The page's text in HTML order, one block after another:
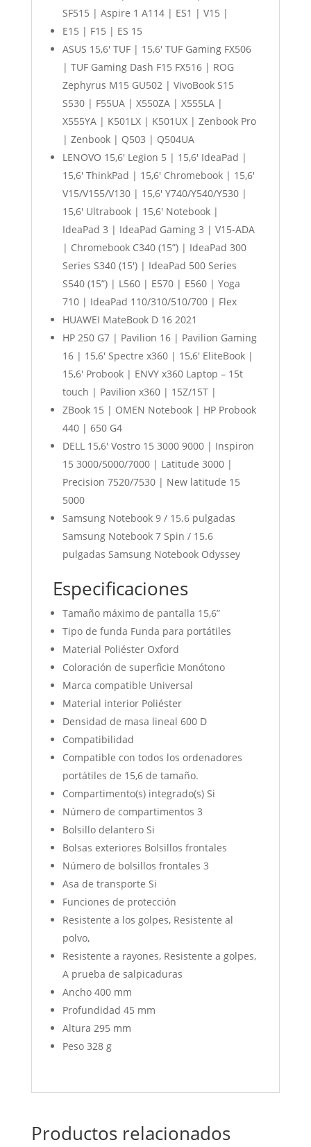
SF515 | Aspire 1 A114 | ES1 | V15 |
E15 | F15 | ES 15
ASUS 15,6′ TUF | 15,6′ TUF Gaming FX506
| TUF Gaming Dash F15 FX516 | ROG
Zephyrus M15 GU502 | VivoBook S15
S530 | F55UA | X550ZA | X555LA |
X555YA | K501LX | K501UX | Zenbook Pro
| Zenbook | Q503 | Q504UA
LENOVO 15,6′ Legion 5 | 15,6′ IdeaPad |
15,6′ ThinkPad | 15,6′ Chromebook | 15,6′
V15/V155/V130 | 15,6′ Y740/Y540/Y530 |
15,6′ Ultrabook | 15,6′ Notebook |
IdeaPad 3 | IdeaPad Gaming 3 | V15-ADA
| Chromebook C340 (15”) | IdeaPad 300
Series S340 (15′) | IdeaPad 500 Series
S540 (15”) | L560 | E570 | E560 | Yoga
710 | IdeaPad 110/310/510/700 | Flex
HUAWEI MateBook D 16 2021
HP 250 G7 | Pavilion 16 | Pavilion Gaming
16 | 15,6′ Spectre x360 | 15,6′ EliteBook |
15,6′ Probook | ENVY x360 Laptop – 15t
touch | Pavilion x360 | 15Z/15T |
ZBook 15 | OMEN Notebook | HP Probook
440 | 650 G4
DELL 15,6′ Vostro 15 3000 9000 | Inspiron
15 3000/5000/7000 | Latitude 3000 |
Precision 7520/7530 | New latitude 15
5000
Samsung Notebook 9 / 15.6 pulgadas
Samsung Notebook 7 Spin / 15.6
pulgadas Samsung Notebook Odyssey
Especificaciones
Tamaño máximo de pantalla 15,6”
Tipo de funda Funda para portátiles
Material Poliéster Oxford
Coloración de superficie Monótono
Marca compatible Universal
Material interior Poliéster
Densidad de masa lineal 600 D
Compatibilidad
Compatible con todos los ordenadores
portátiles de 15,6 de tamaño.
Compartimento(s) integrado(s) Si
Número de compartimentos 3
Bolsillo delantero Si
Bolsas exteriores Bolsillos frontales
Número de bolsillos frontales 3
Asa de transporte Si
Funciones de protección
Resistente a los golpes, Resistente al
polvo,
Resistente a rayones, Resistente a golpes,
A prueba de salpicaduras
Ancho 400 mm
Profundidad 45 mm
Altura 295 mm
Peso 328 g
Productos relacionados